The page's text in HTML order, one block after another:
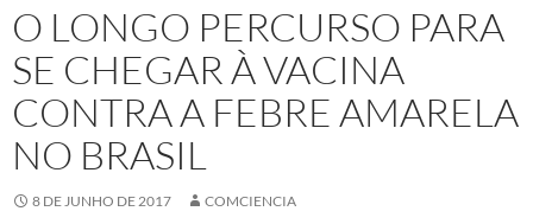
O LONGO PERCURSO PARA
SE CHEGAR À VACINA
CONTRA A FEBRE AMARELA
NO BRASIL
8 DE JUNHO DE 2017 COMCIENCIA